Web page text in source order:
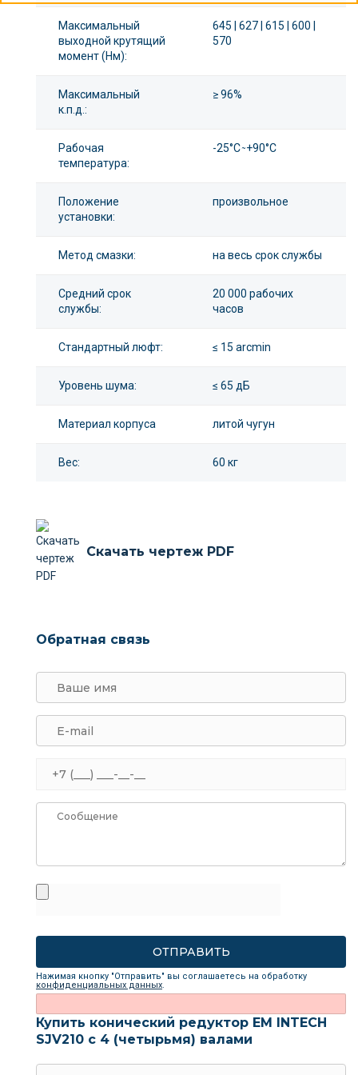
Максимальный
выходной крутящий
момент (Нм):
645 | 627 | 615 | 600 |
570
Максимальный
к.п.д.:
≥ 96%
Рабочая
температура:
-25°С ̴ +90°С
Положение
установки:
произвольное
Метод смазки: на весь срок службы
Средний срок
службы:
20 000 рабочих
часов
Стандартный люфт: ≤ 15 arcmin
Уровень шума: ≤ 65 дБ
Материал корпуса литой чугун
Вес: 60 кг
Скачать чертеж PDF
Обратная связь
Нажимая кнопку "Отправить" вы соглашаетесь на обработку
конфиденциальных данных.
Купить конический редуктор EM INTECH
SJV210 с 4 (четырьмя) валами